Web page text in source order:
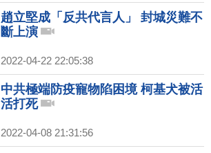
趙立堅成「反共代言人」 封城災難不
斷上演
2022-04-22 22:05:38
中共極端防疫寵物陷困境 柯基犬被活
活打死
2022-04-08 21:31:56